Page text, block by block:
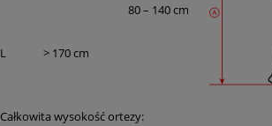
80 – 140 cm
L > 170 cm
Całkowita wysokość ortezy: